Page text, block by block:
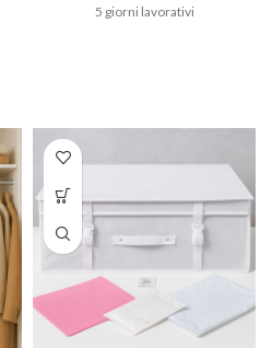
5 giorni lavorativi